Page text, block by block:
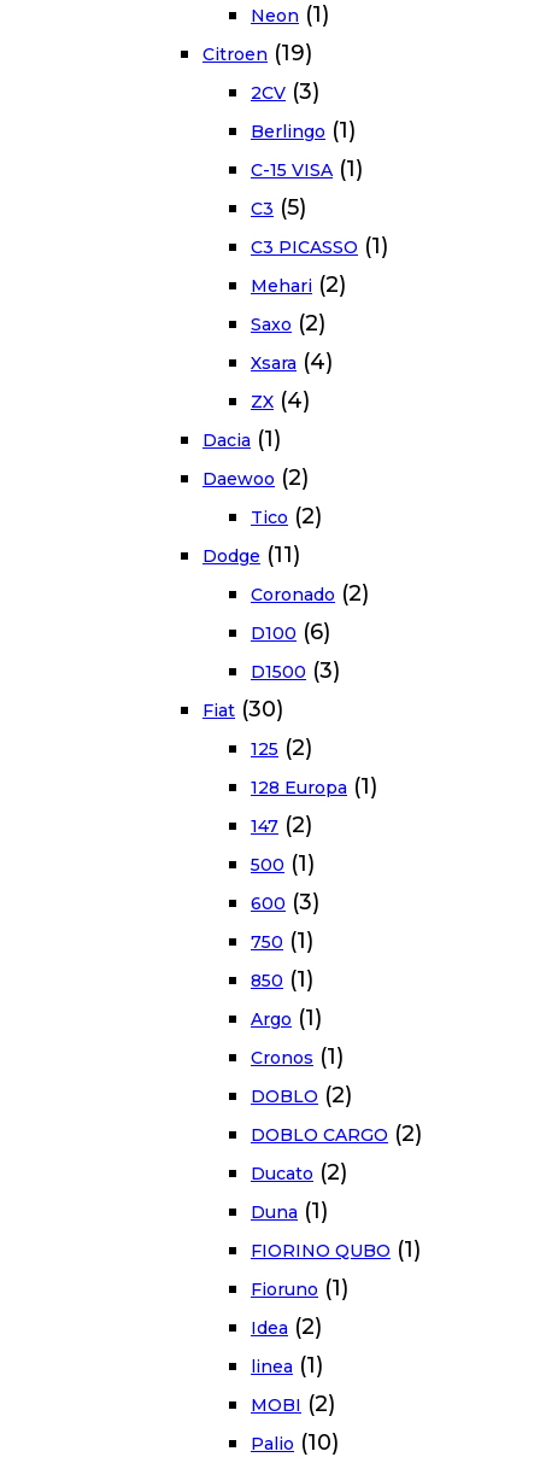
Neon (1)
Citroen (19)
2CV (3)
Berlingo (1)
C-15 VISA (1)
C3 (5)
C3 PICASSO (1)
Mehari (2)
Saxo (2)
Xsara (4)
ZX (4)
Dacia (1)
Daewoo (2)
Tico (2)
Dodge (11)
Coronado (2)
D100 (6)
D1500 (3)
Fiat (30)
125 (2)
128 Europa (1)
147 (2)
500 (1)
600 (3)
750 (1)
850 (1)
Argo (1)
Cronos (1)
DOBLO (2)
DOBLO CARGO (2)
Ducato (2)
Duna (1)
FIORINO QUBO (1)
Fioruno (1)
Idea (2)
linea (1)
MOBI (2)
Palio (10)